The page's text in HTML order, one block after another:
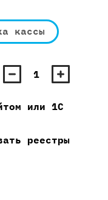
кассы
1
или 1С
реестры